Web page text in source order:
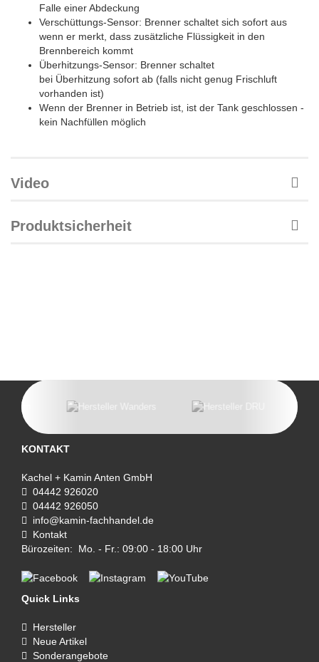
Falle einer Abdeckung
Verschüttungs-Sensor: Brenner schaltet sich sofort aus
wenn er merkt, dass zusätzliche Flüssigkeit in den
Brennbereich kommt
Überhitzungs-Sensor: Brenner schaltet
bei Überhitzung sofort ab (falls nicht genug Frischluft
vorhanden ist)
Wenn der Brenner in Betrieb ist, ist der Tank geschlossen -
kein Nachfüllen möglich
Video
Produktsicherheit
KONTAKT
Kachel + Kamin Anten GmbH
04442 926020
04442 926050
info@kamin-fachhandel.de
Kontakt
Bürozeiten: Mo. - Fr.: 09:00 - 18:00 Uhr
Quick Links
Hersteller
Neue Artikel
Sonderangebote